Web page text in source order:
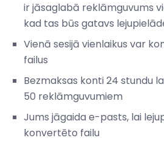
ir jāsaglabā reklāmguvums
kad tas būs gatavs
Vienā sesijā vienlaikus var
failus
Bezmaksas konti 24 stundu
50 reklāmguvumiem
Jums jāgaida e-pasts, lai
konvertēto failu